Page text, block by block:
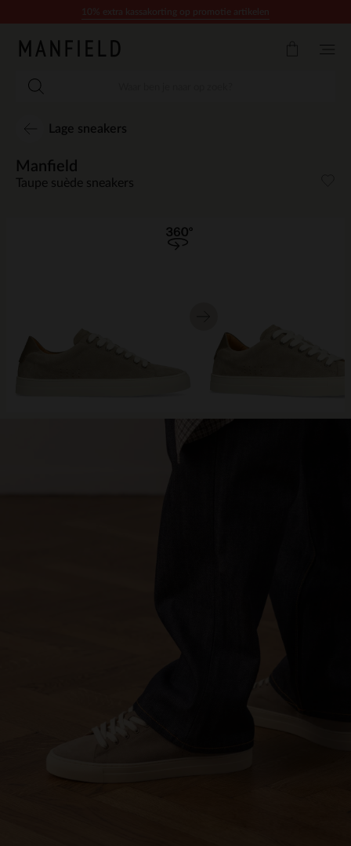
Lage sneakers
Manfield
Taupe suède sneakers